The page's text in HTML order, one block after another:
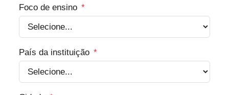
Foco de ensino *
País da instituição *